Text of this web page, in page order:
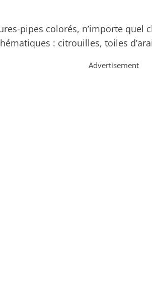
pipes colorés, n’importe quel
: citrouilles, toiles
Advertisement